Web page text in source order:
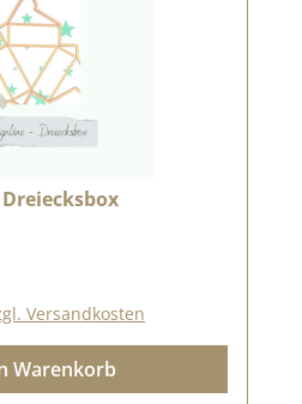
Versandkosten
Warenkorb